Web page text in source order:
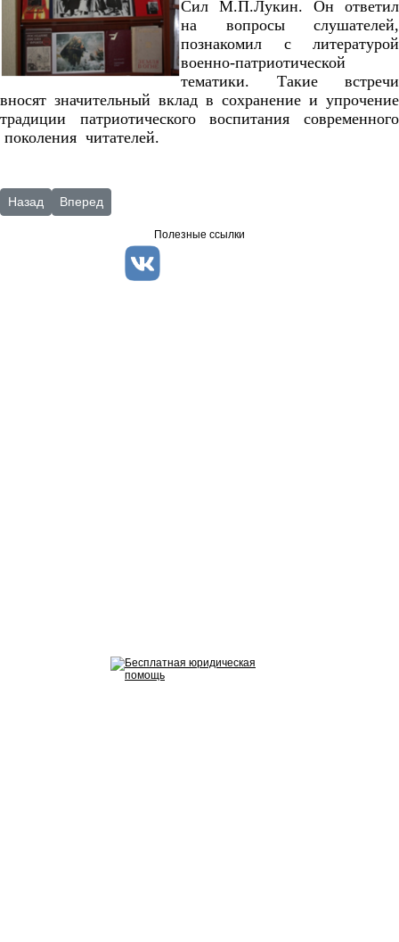
Сил М.П.Лукин. Он ответил
на вопросы слушателей,
познакомил с литературой
военно-патриотической
тематики. Такие встречи
вносят значительный вклад в сохранение и упрочение
традиции патриотического воспитания современного
поколения читателей.
Предыдущий: Клубы
Назад Следующий: Центры
Вперед
Полезные ссылки